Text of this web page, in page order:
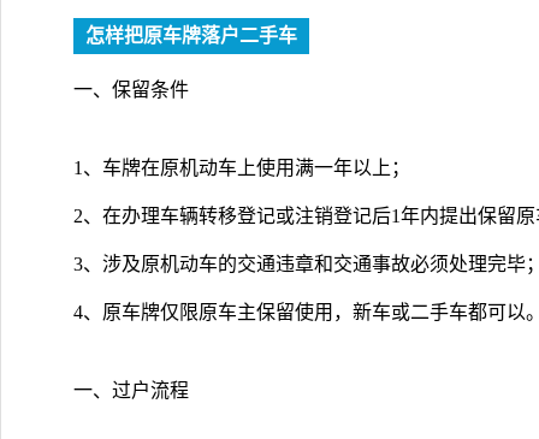
怎样把原车牌落户二手车
一、保留条件
1、车牌在原机动车上使用满一年以上；
2、在办理车辆转移登记或注销登记后1年内提出保留
3、涉及原机动车的交通违章和交通事故必须处理完毕
4、原车牌仅限原车主保留使用，新车或二手车都可以
一、过户流程